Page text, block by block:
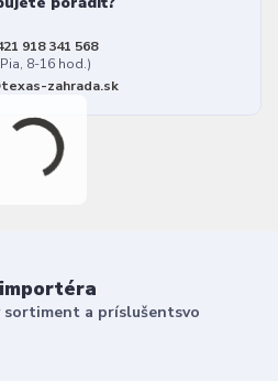
918 341 568
8-16 hod.)
zahrada.sk
sortiment a príslušentsvo